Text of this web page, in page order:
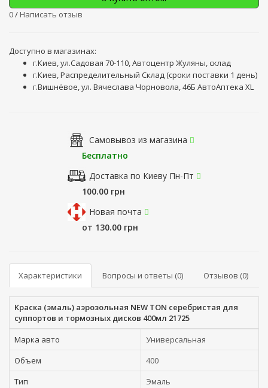
0/ Написать отзыв
Доступно в магазинах:
г.Киев, ул.Садовая 70-110, Автоцентр Жуляны, склад
г.Киев, Распределительный Склад (сроки поставки 1 день)
г.Вишнёвое, ул. Вячеслава Чорновола, 46Б АвтоАптека XL
Самовывоз из магазина
Бесплатно
Доставка по Киеву Пн-Пт
100.00 грн
Новая почта
от 130.00 грн
Характеристики Вопросы и ответы (0) Отзывов (0)
Краска (эмаль) аэрозольная NEW TON серебристая для
суппортов и тормозных дисков 400мл 21725
Марка авто
Универсальная
Объем
400
Тип
Эмаль